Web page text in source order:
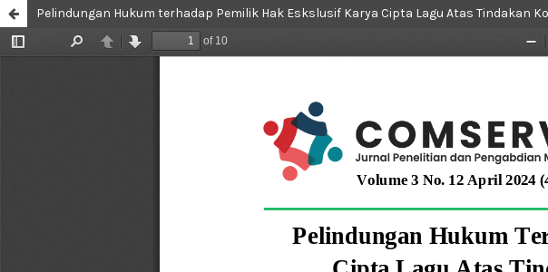
Pelindungan Hukum terhadap Pemilik Hak Eskslusif Karya Cipta Lagu Atas Tindakan